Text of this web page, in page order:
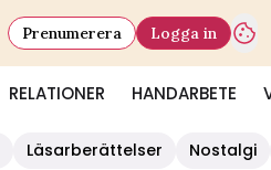
RELATIONER HANDARBETE
Prenumerera Logga in
Läsarberättelser
Nostalgi